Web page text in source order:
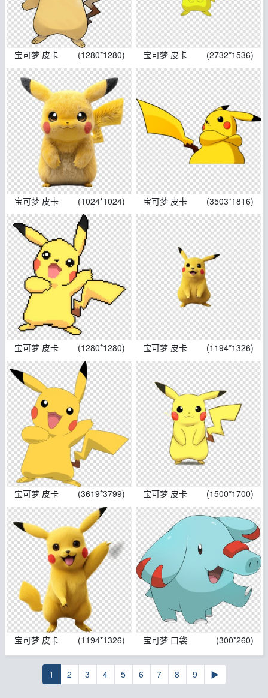
宝可梦 皮卡 (1280*1280) 宝可梦 皮卡 (2732*1536)
宝可梦 皮卡 (1024*1024) 宝可梦 皮卡 (3503*1816)
宝可梦 皮卡 (1280*1280) 宝可梦 皮卡 (1194*1326)
宝可梦 皮卡 (3619*3799) 宝可梦 皮卡 (1500*1700)
宝可梦 皮卡 (1194*1326) 宝可梦 口袋 (300*260)
1 2 3 4 5 6 7 8 9 ▶